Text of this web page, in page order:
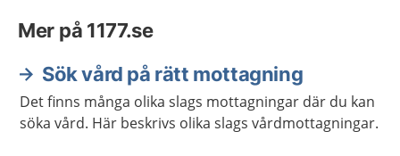
Mer på 1177.se
Sök vård på rätt mottagning
Det finns många olika slags mottagningar där du kan
söka vård. Här beskrivs olika slags vårdmottagningar.